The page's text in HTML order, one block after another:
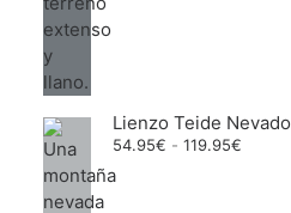
Lienzo Teide Nevado
54.95€ - 119.95€